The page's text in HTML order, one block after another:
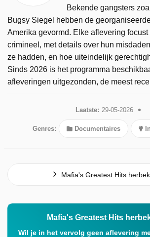
Bekende gangsters
Bugsy Siegel hebben de
Amerika gevormd. Elke aflevering
crimineel, met details over hun
ze hadden, en hoe uiteindelijk
Sinds 2026 is het programma
afleveringen uitgezonden, de meest
Laatste: 29-05-2026
Genres: Documentaires
Mafia's Greatest Hits
Mafia's Greatest Hits
Wil je in het vervolg geen aflevering